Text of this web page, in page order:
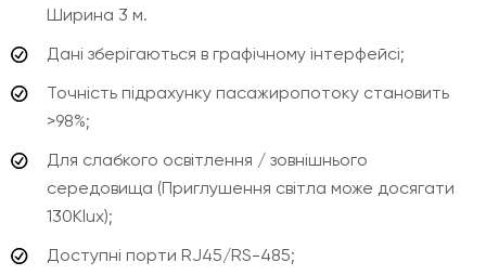
Ширина 3 м.
Дані зберігаються в графічному інтерфейсі;
Точність підрахунку пасажиропотоку становить
>98%;
Для слабкого освітлення / зовнішнього
середовища (Приглушення світла може досягати
130Klux);
Доступні порти RJ45/RS-485;